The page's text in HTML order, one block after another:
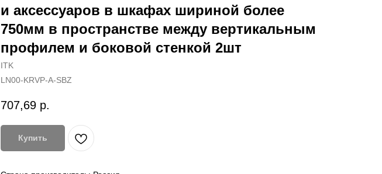
и аксессуаров в шкафах шириной более
750мм в пространстве между вертикальным
профилем и боковой стенкой 2шт
ITK
LN00-KRVP-A-SBZ
707,69 р.
Купить